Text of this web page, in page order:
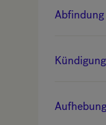
Abfindung
Kündigung